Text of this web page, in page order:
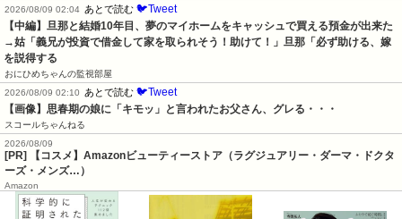
2026/08/09 02:04 あとで読む 🐦Tweet
【中編】旦那と結婚10年目、夢のマイホームをキャッシュで買える預金が出来た
→姑「義兄が投資で借金して家を取られそう！助けて！」旦那「必ず助ける、嫁
を説得する
おにひめちゃんの監視部屋
2026/08/09 02:10
あとで読む 🐦Tweet
【画像】思春期の娘に「キモッ」と言われたお父さん、グレる・・・
スコールちゃんねる
2026/08/09
[PR] 【コスメ】Amazonビューティーストア（ラグジュアリー・ダーマ・ドクタ
ーズ・メンズ…）
Amazon